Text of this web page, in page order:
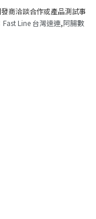
商洽談合作或產品測試事
Fast Line 台灣速連,阿腸數